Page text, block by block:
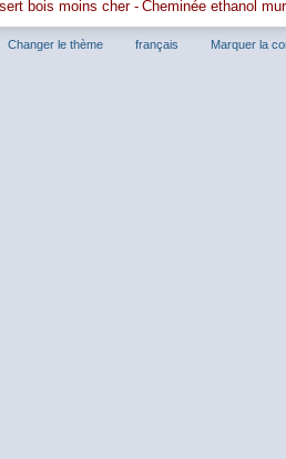
bois moins cher - Cheminée ethanol
Changer le thème français Marquer la